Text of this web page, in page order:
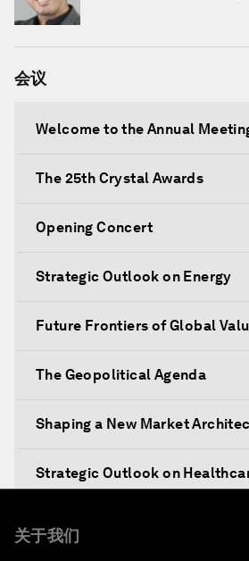
会议
Welcome to the Annual
The 25th Crystal Awards
Opening Concert
Strategic Outlook on Energy
Future Frontiers of Global
The Geopolitical Agenda
Shaping a New Market
Strategic Outlook on
关于我们